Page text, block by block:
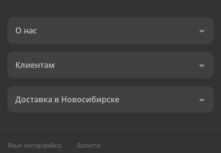
О нас
Клиентам
Доставка в Новосибирске
Язык интерфейса: Валюта: